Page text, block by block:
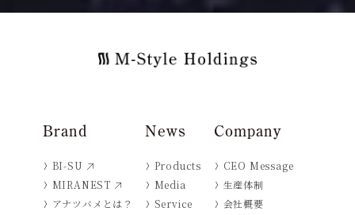
Brand
BI-SU
MIRANEST
アナツバメとは？
News
Products
Media
Service
Company
CEO Message
生産体制
会社概要